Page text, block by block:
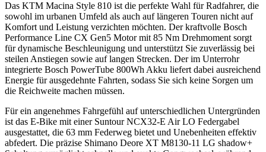
Das KTM Macina Style 810 ist die perfekte Wahl für Radfahrer, die
sowohl im urbanen Umfeld als auch auf längeren Touren nicht auf
Komfort und Leistung verzichten möchten. Der kraftvolle Bosch
Performance Line CX Gen5 Motor mit 85 Nm Drehmoment sorgt
für dynamische Beschleunigung und unterstützt Sie zuverlässig bei
steilen Anstiegen sowie auf langen Strecken. Der im Unterrohr
integrierte Bosch PowerTube 800Wh Akku liefert dabei ausreichend
Energie für ausgedehnte Fahrten, sodass Sie sich keine Sorgen um
die Reichweite machen müssen.
Für ein angenehmes Fahrgefühl auf unterschiedlichen Untergründen
ist das E-Bike mit einer Suntour NCX32-E Air LO Federgabel
ausgestattet, die 63 mm Federweg bietet und Unebenheiten effektiv
abfedert. Die präzise Shimano Deore XT M8130-11 LG shadow+